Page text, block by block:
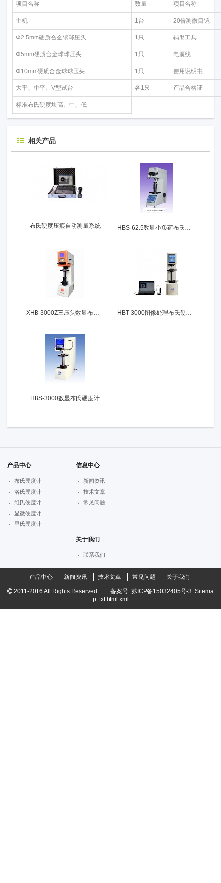
项目名称 数量 项目名称
主机 1台 20倍测微目镜
Φ2.5mm硬质合金钢球压头 1只 辅助工具
Φ5mm硬质合金球球压头 1只 电源线
Φ10mm硬质合金球球压头 1只 使用说明书
大平、中平、V型试台 各1只 产品合格证
标准布氏硬度块高、中、低
相关产品
布氏硬度压痕自动测量系统 HBS-62.5数显小负荷布氏硬度计
XHB-3000Z三压头数显布氏硬度计 HBT-3000图像处理布氏硬度计
HBS-3000数显布氏硬度计
产品中心
布氏硬度计
洛氏硬度计
维氏硬度计
显微硬度计
里氏硬度计
信息中心
新闻资讯
技术文章
常见问题
关于我们
联系我们
产品中心 新闻资讯 技术文章 常见问题 关于我们
2011-2016 All Rights Reserved. 备案号: 苏ICP备15032405号-3 Sitema
p: txt html xml